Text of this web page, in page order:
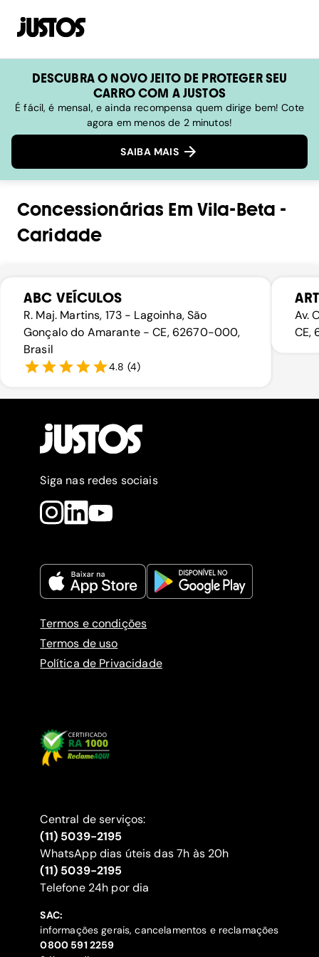
DESCUBRA O NOVO JEITO DE PROTEGER SEU
CARRO COM A JUSTOS
É fácil, é mensal, e ainda recompensa quem dirige bem! Cote
agora em menos de 2 minutos!
SAIBA MAIS
Concessionárias Em Vila-Beta -
Caridade
ABC VEÍCULOS
R. Maj. Martins, 173 - Lagoinha, São
Gonçalo do Amarante - CE, 62670-000,
Brasil
4.8 (4)
Av.
CE,
Siga nas redes sociais
Termos e condições
Termos de uso
Política de Privacidade
Central de serviços:
(11) 5039-2195
WhatsApp dias úteis das 7h às 20h
(11) 5039-2195
‍Telefone 24h por dia
SAC:
informações gerais, cancelamentos e reclamações
‍0800 591 2259